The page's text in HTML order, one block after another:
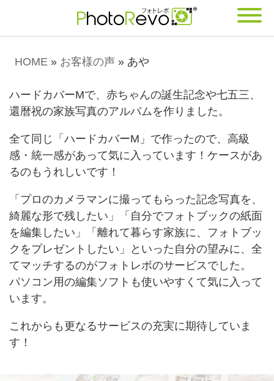
HOME » お客様の声 » あや
ハードカバーMで、赤ちゃんの誕生記念や七五三、
還暦祝の家族写真のアルバムを作りました。
全て同じ「ハードカバーM」で作ったので、高級
感・統一感があって気に入っています！ケースがあ
るのもうれしいです！
「プロのカメラマンに撮ってもらった記念写真を、
綺麗な形で残したい」「自分でフォトブックの紙面
を編集したい」「離れて暮らす家族に、フォトブッ
クをプレゼントしたい」といった自分の望みに、全
てマッチするのがフォトレボのサービスでした。
パソコン用の編集ソフトも使いやすくて気に入って
います。
これからも更なるサービスの充実に期待していま
す！